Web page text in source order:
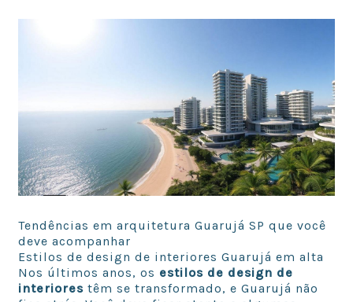
Tendências em arquitetura Guarujá SP que você
deve acompanhar
Estilos de design de interiores Guarujá em alta
Nos últimos anos, os estilos de design de
interiores têm se transformado, e Guarujá não